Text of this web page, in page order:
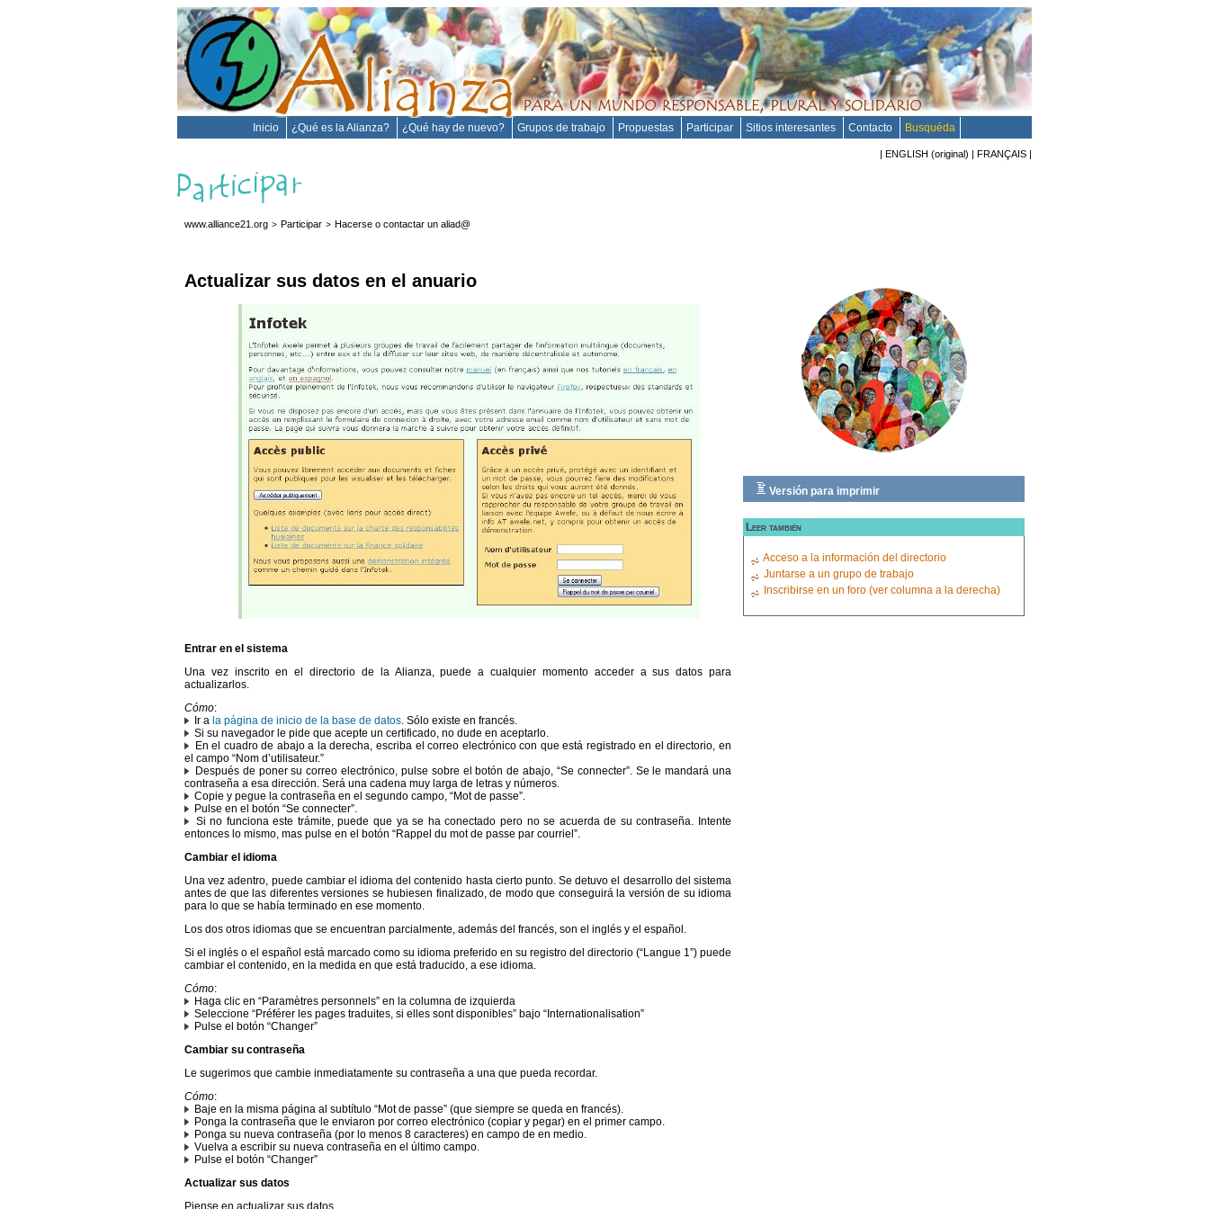
Inicio ¿Qué es la Alianza? ¿Qué hay de nuevo? Grupos de trabajo Propuestas Participar Sitios interesantes Contacto Busquéda
| ENGLISH (original) | FRANÇAIS |
www.alliance21.org > Participar > Hacerse o contactar un aliad@
Actualizar sus datos en el anuario
Entrar en el sistema
Una vez inscrito en el directorio de la Alianza, puede a cualquier momento acceder a sus datos para
actualizarlos.
Cómo:
Ir a la página de inicio de la base de datos . Sólo existe en francés.
Si su navegador le pide que acepte un certificado, no dude en aceptarlo.
En el cuadro de abajo a la derecha, escriba el correo electrónico con que está registrado en el directorio, en
el campo “Nom d’utilisateur.”
Después de poner su correo electrónico, pulse sobre el botón de abajo, “Se connecter”. Se le mandará una
contraseña a esa dirección. Será una cadena muy larga de letras y números.
Copie y pegue la contraseña en el segundo campo, “Mot de passe”.
Pulse en el botón “Se connecter”.
Si no funciona este trámite, puede que ya se ha conectado pero no se acuerda de su contraseña. Intente
entonces lo mismo, mas pulse en el botón “Rappel du mot de passe par courriel”.
Cambiar el idioma
Una vez adentro, puede cambiar el idioma del contenido hasta cierto punto. Se detuvo el desarrollo del sistema
antes de que las diferentes versiones se hubiesen finalizado, de modo que conseguirá la versión de su idioma
para lo que se había terminado en ese momento.
Los dos otros idiomas que se encuentran parcialmente, además del francés, son el inglés y el español.
Si el inglés o el español está marcado como su idioma preferido en su registro del directorio (“Langue 1”) puede
cambiar el contenido, en la medida en que está traducido, a ese idioma.
Cómo:
Haga clic en “Paramètres personnels” en la columna de izquierda
Seleccione “Préférer les pages traduites, si elles sont disponibles” bajo “Internationalisation”
Pulse el botón “Changer”
Cambiar su contraseña
Le sugerimos que cambie inmediatamente su contraseña a una que pueda recordar.
Cómo:
Baje en la misma página al subtítulo “Mot de passe” (que siempre se queda en francés).
Ponga la contraseña que le enviaron por correo electrónico (copiar y pegar) en el primer campo.
Ponga su nueva contraseña (por lo menos 8 caracteres) en campo de en medio.
Vuelva a escribir su nueva contraseña en el último campo.
Pulse el botón “Changer”
Actualizar sus datos
Piense en actualizar sus datos.
Versión para imprimir
Leer también
Acceso a la información del directorio
Juntarse a un grupo de trabajo
Inscribirse en un foro (ver columna a la derecha)